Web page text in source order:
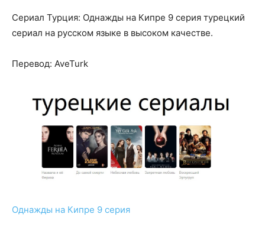
Сериал Турция: Однажды на Кипре 9 серия турецкий
сериал на русском языке в высоком качестве.
Перевод: AveTurk
Однажды на Кипре 9 серия